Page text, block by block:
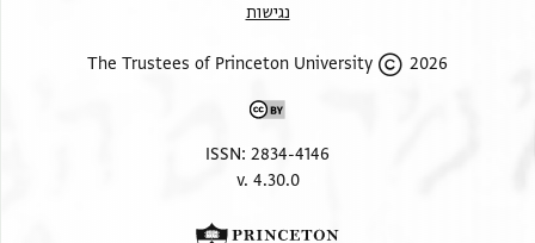
נגישות
2026 The Trustees of Princeton University
ISSN: 2834-4146
v. 4.30.0